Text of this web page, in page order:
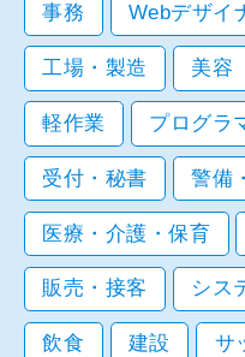
事務 Webデザイ
工場・製造 美容
軽作業 プログラ
受付・秘書 警備
医療・介護・保育
販売・接客 シス
飲食 建設 サ